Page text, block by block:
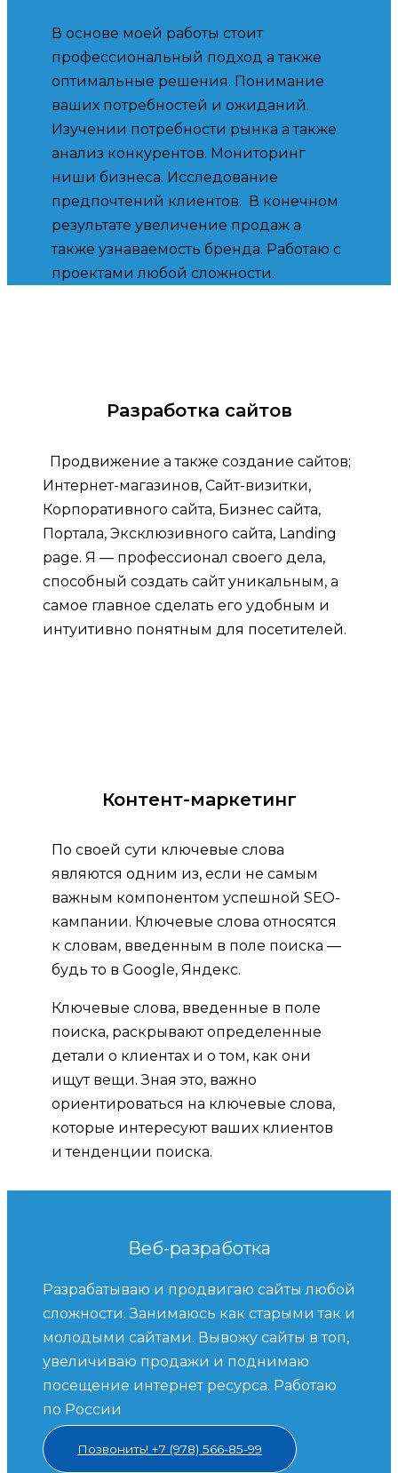
В основе моей работы стоит
профессиональный подход а также
оптимальные решения. Понимание
ваших потребностей и ожиданий.
Изучении потребности рынка а также
анализ конкурентов. Мониторинг
ниши бизнеса. Исследование
предпочтений клиентов. В конечном
результате увеличение продаж а
также узнаваемость бренда. Работаю с
проектами любой сложности.
Разработка сайтов
Продвижение а также создание сайтов;
Интернет-магазинов, Сайт-визитки,
Корпоративного сайта, Бизнес сайта,
Портала, Эксклюзивного сайта, Landing
page. Я — профессионал своего дела,
способный создать сайт уникальным, а
самое главное сделать его удобным и
интуитивно понятным для посетителей.
Контент-маркетинг
По своей сути ключевые слова
являются одним из, если не самым
важным компонентом успешной SEO-
кампании. Ключевые слова относятся
к словам, введенным в поле поиска —
будь то в Google, Яндекс.
Ключевые слова, введенные в поле
поиска, раскрывают определенные
детали о клиентах и ​​о том, как они
ищут вещи. Зная это, важно
ориентироваться на ключевые слова,
которые интересуют ваших клиентов
и тенденции поиска.
Веб-разработка
Разрабатываю и продвигаю сайты любой
сложности. Занимаюсь как старыми так и
молодыми сайтами. Вывожу сайты в топ,
увеличиваю продажи и поднимаю
посещение интернет ресурса. Работаю
по России
Позвонить! +7 (978) 566-85-99